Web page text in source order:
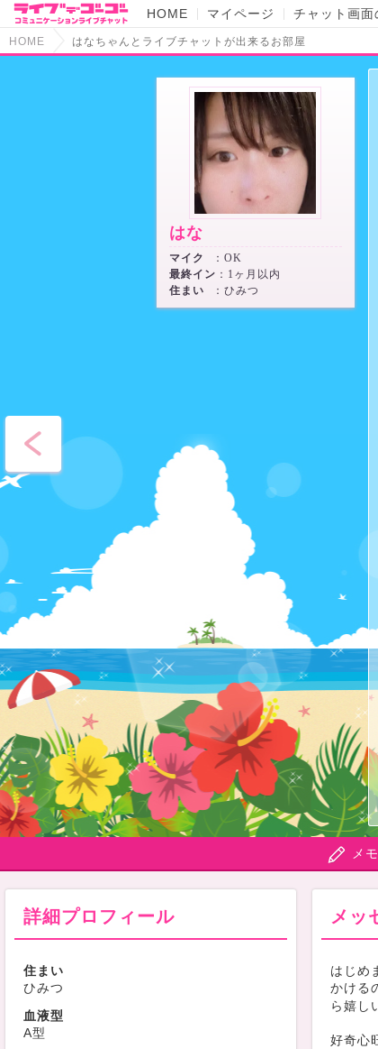
HOME マイページ チャット画面
HOME はなちゃんとライブチャットが出来るお部屋
はな
マイク
：OK
最終イン ：1ヶ月以内
住まい
：ひみつ
メモ
詳細プロフィール
住まい
ひみつ
血液型
A型
メッ
はじめ
かける
ら嬉し
好奇心